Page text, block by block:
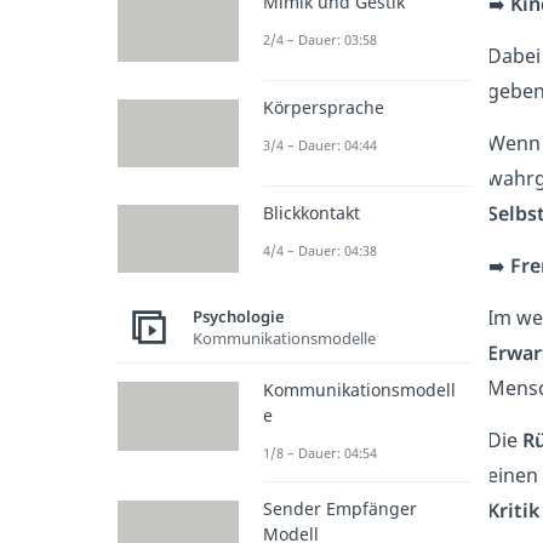
➡️
Im
Die
Kritik
2/4 – Dauer: 03:58
Körpersprache
3/4 – Dauer: 04:44
Blickkontakt
4/4 – Dauer: 04:38
Psychologie
Kommunikationsmodelle
Kommunikationsmodell
e
1/8 – Dauer: 04:54
Sender Empfänger
Modell